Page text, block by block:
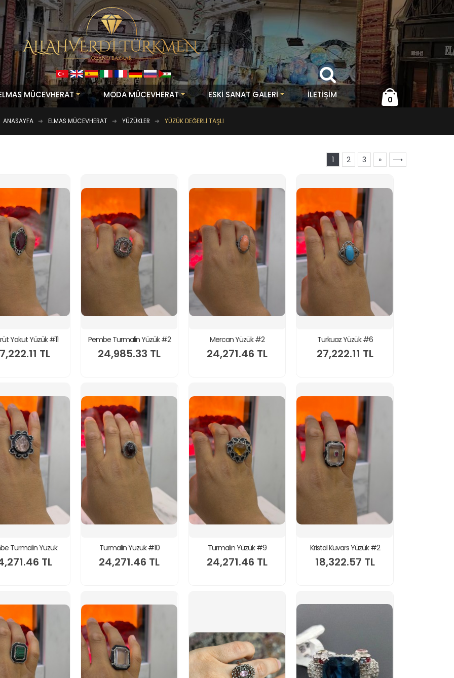
0
MÜCEVHERAT MODA MÜCEVHERAT ESKİ SANAT GALERİ İLETIŞIM
ANASAYFA ELMAS MÜCEVHERAT YÜZÜKLER YÜZÜK DEĞERLI TAŞLI
1 2 3 » ⟶
Yakut Yüzük #11
TL
Pembe Turmalin Yüzük #2
24,985.33 TL
Mercan Yüzük #2
24,271.46 TL
Turkuaz Yüzük #6
27,222.11 TL
Turmalin Yüzük
TL
Turmalin Yüzük #10
24,271.46 TL
Turmalin Yüzük #9
24,271.46 TL
Kristal Kuvars Yüzük #2
18,322.57 TL